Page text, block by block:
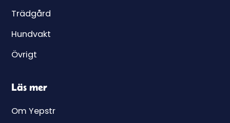
Trädgård
Hundvakt
Övrigt
Läs mer
Om Yepstr